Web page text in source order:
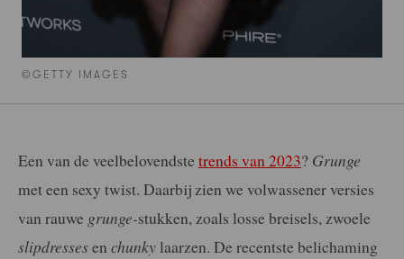
©GETTY IMAGES
Een van de veelbelovendste trends van 2023? Grunge
met een sexy twist. Daarbij zien we volwassener versies
van rauwe grunge-stukken, zoals losse breisels, zwoele
slipdressesen chunky laarzen. De recentste belichaming